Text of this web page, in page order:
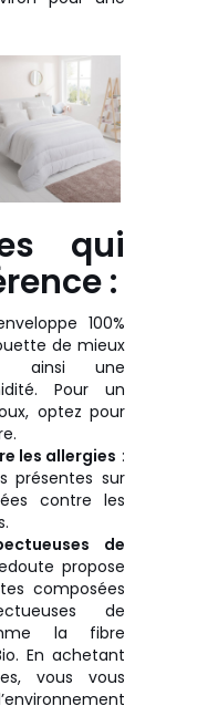
qui
:
100%
de mieux
ainsi une
Pour un
optez pour
les allergies :
présentes sur
contre les
de
propose
composées
de
la fibre
En achetant
vous vous